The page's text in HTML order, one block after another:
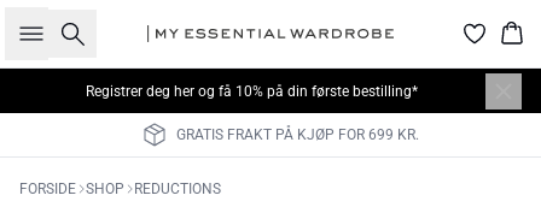
Søk
Registrer deg herog få 10% på din første bestilling*
GRATIS FRAKT PÅ KJØP FOR 699 KR.
FORSIDE SHOP REDUCTIONS